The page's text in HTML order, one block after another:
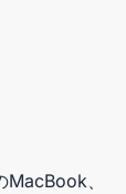
、